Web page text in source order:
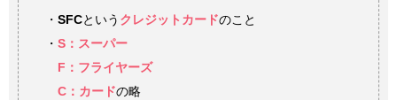
・ SFCという クレジットカードのこと
・ S：スーパー
F：フライヤーズ
C：カードの略